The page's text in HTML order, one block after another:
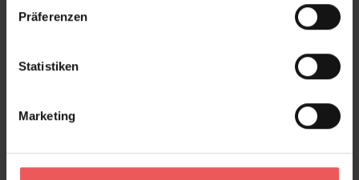
Präferenzen
Statistiken
Marketing